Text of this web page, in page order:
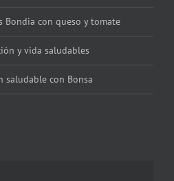
Bondia con queso y tomate
y vida saludables
saludable con Bonsa